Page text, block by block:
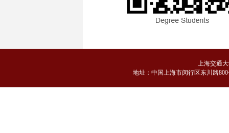
上海交通
地址：中国上海市闵行区东川路